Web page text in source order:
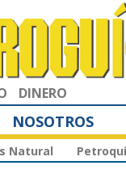
DINERO
NOSOTROS
Natural